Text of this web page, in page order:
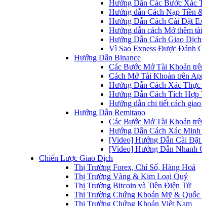
Hướng Dẫn Các Bước Xác
Hướng dẫn Cách Nạp Tiền
Hướng Dẫn Cách Cài Đặt
Hướng dẫn cách Mở thêm
Hướng Dẫn Cách Giao
Vì Sao Exness Được Đánh
Hướng Dẫn Binance
Các Bước Mở Tài Khoản
Cách Mở Tài Khoản trên
Hướng Dẫn Cách Xác
Hướng Dẫn Cách Tích Hợp
Hướng dẫn chi tiết cách
Hướng Dẫn Remitano
Các Bước Mở Tài Khoản
Hướng Dẫn Cách Xác
[Video] Hướng Dẫn Cài
[Video] Hướng Dẫn Nhanh
Chiến Lược Giao Dịch
Thị Trường Forex, Chỉ Số, Hàng Hoá
Thị Trường Vàng & Kim Loại Quý
Thị Trường Bitcoin và Tiền Điện Tử
Thị Trường Chứng Khoán Mỹ & Quốc
Thị Trường Chứng Khoán Việt Nam